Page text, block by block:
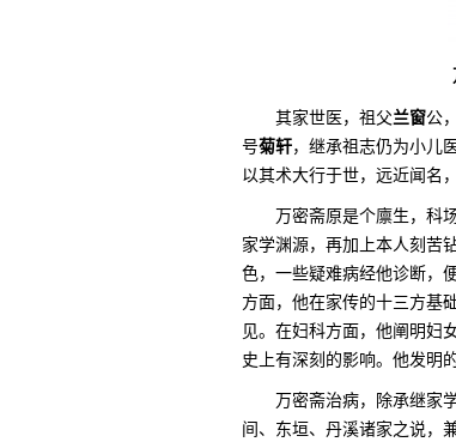
万全（密斋
其家世医，祖父兰窗公
号菊轩，继承祖志仍为小儿
以其术大行于世，远近闻名
万密斋原是个廪生，科
家学渊源，再加上本人刻苦
色，一些疑难病经他诊断，
方面，他在家传的十三方基
见。在妇科方面，他阐明妇
史上有深刻的影响。他发明
万密斋治病，除承继家
间、东垣、丹溪诸家之说，